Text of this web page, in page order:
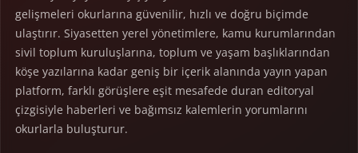
gelişmeleri okurlarına güvenilir, hızlı ve doğru biçimde
ulaştırır. Siyasetten yerel yönetimlere, kamu kurumlarından
sivil toplum kuruluşlarına, toplum ve yaşam başlıklarından
köşe yazılarına kadar geniş bir içerik alanında yayın yapan
platform, farklı görüşlere eşit mesafede duran editoryal
çizgisiyle haberleri ve bağımsız kalemlerin yorumlarını
okurlarla buluşturur.